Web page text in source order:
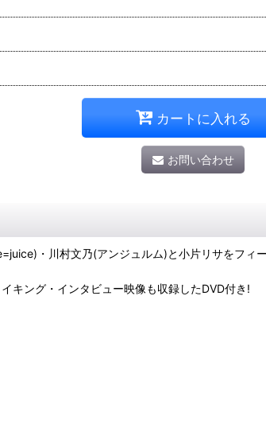
カートに入れる
お問い合わせ
・川村文乃(アンジュルム)と小片リサをフィ
キング・インタビュー映像も収録したDVD付き!